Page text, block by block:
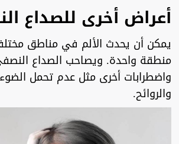
أعراض أخرى للصداع
يمكن أن يحدث الألم في مناطق
منطقة واحدة. ويصاحب الصداع
واضطرابات أخرى مثل عدم تحمل
والروائح.